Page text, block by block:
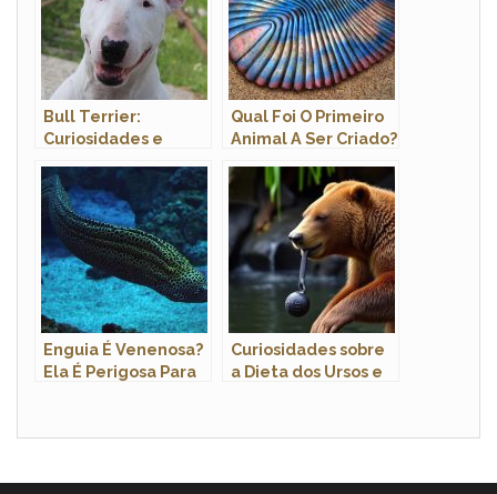
Bull Terrier:
Curiosidades e
Sobre a Raça
Qual Foi O Primeiro
Animal A Ser Criado?
Enguia É Venenosa?
Ela É Perigosa Para
Curiosidades sobre
a Dieta dos Ursos e